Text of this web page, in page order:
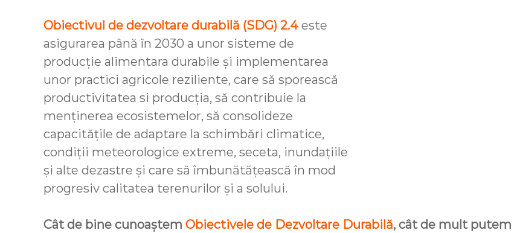
Obiectivul de dezvoltare durabilă (SDG) 2.4 este
asigurarea până în 2030 a unor sisteme de
producție alimentara durabile și implementarea
unor practici agricole reziliente, care să sporească
productivitatea si producția, să contribuie la
menținerea ecosistemelor, să consolideze
capacitățile de adaptare la schimbări climatice,
condiții meteorologice extreme, seceta, inundațiile
și alte dezastre și care să îmbunătățească în mod
progresiv calitatea terenurilor și a solului.
Cât de bine cunoaștem Obiectivele de Dezvoltare Durabilă, cât de mult putem